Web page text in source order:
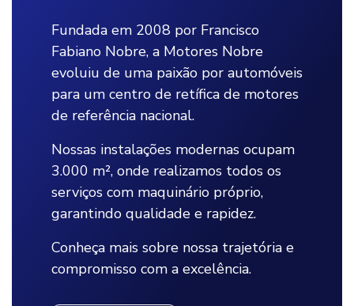
Fundada em 2008 por Francisco
Fabiano Nobre, a Motores Nobre
evoluiu de uma paixão por automóveis
para um centro de retífica de motores
de referência nacional.
Nossas instalações modernas ocupam
3.000 m², onde realizamos todos os
serviços com maquinário próprio,
garantindo qualidade e rapidez.
Conheça mais sobre nossa trajetória e
compromisso com a excelência.